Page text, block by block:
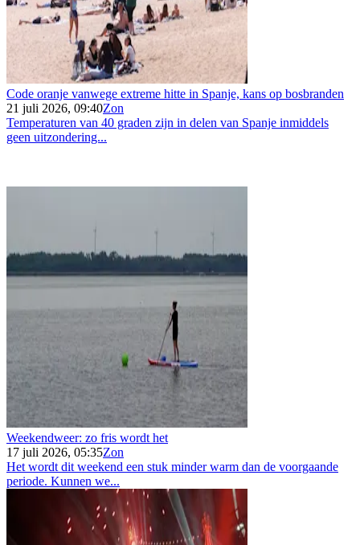
Code oranje vanwege extreme hitte in Spanje, kans op bosbranden
21 juli 2026, 09:40Zon
Temperaturen van 40 graden zijn in delen van Spanje inmiddels
geen uitzondering...
Weekendweer: zo fris wordt het
17 juli 2026, 05:35Zon
Het wordt dit weekend een stuk minder warm dan de voorgaande
periode. Kunnen we...